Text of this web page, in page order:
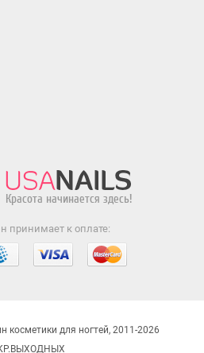
принимает к оплате:
косметики для ногтей, 2011-2026
КР.ВЫХОДНЫХ